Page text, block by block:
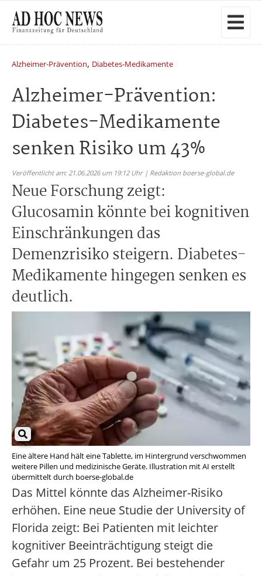
Alzheimer-Prävention, Diabetes-Medikamente
Alzheimer-Prävention:
Diabetes-Medikamente
senken Risiko um 43%
Veröffentlicht am: 21.06.2026 um 19:12 Uhr | Redaktion boerse-global.de
Neue Forschung zeigt:
Glucosamin könnte bei kognitiven
Einschränkungen das
Demenzrisiko steigern. Diabetes-
Medikamente hingegen senken es
deutlich.
Eine ältere Hand hält eine Tablette, im Hintergrund verschwommen
weitere Pillen und medizinische Geräte. Illustration mit AI erstellt
übermittelt durch boerse-global.de
Das Mittel könnte das Alzheimer-Risiko
erhöhen. Eine neue Studie der University of
Florida zeigt: Bei Patienten mit leichter
kognitiver Beeinträchtigung steigt die
Gefahr um 25 Prozent. Bei bestehender